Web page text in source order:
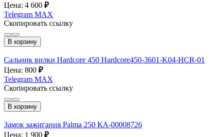
Цена: 4 600 ₽
Telegram MAX
Скопировать ссылку
В корзину
Сальник вилки Hardcore 450 Hardcore450-3601-K04-HCR-01
Цена: 800 ₽
Telegram MAX
Скопировать ссылку
В корзину
Замок зажигания Palma 250 КА-00008726
Цена: 1 900 ₽